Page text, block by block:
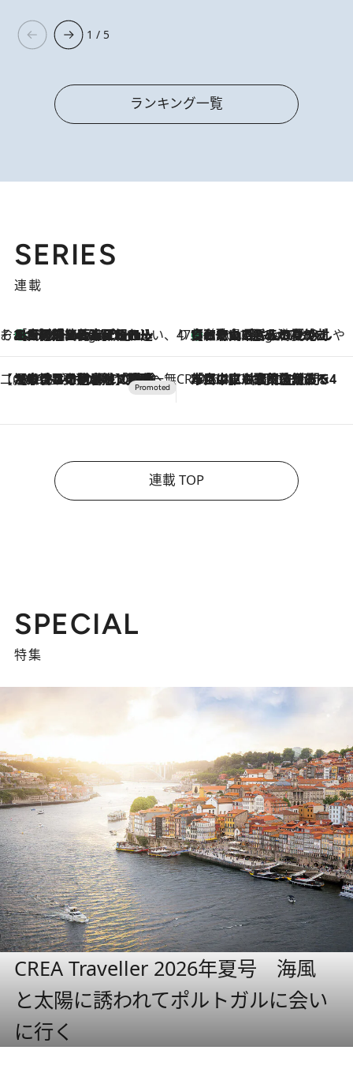
1 / 5
ランキング一覧
SERIES
連載
そおだよおこの関西おいしい、おやつ紀行
3 Hours Ago
［大阪府箕面市］一皿一皿目の前で仕上げられる、料理を巧みに組み込んだアシェットデセールコース「ミチル アシェット デセール（Michiru assiette dessert）」 47都道府県の手みやげ ひんやりスイーツで夏を満喫
3 Hours Ago
【和歌山県】この夏絶対食べたい 冷やしておいしいおやつ3選 みかんがごろっと丸ごと入ったジュレ
【CREA×星野リゾート】唯一無二。癒しと発見が待つ場所へ
2026.8.7
【トンボの足水浴】ヒノキの香りに包まれて涼感マックス！約13℃の湧水かけ流しを避暑地「星野温泉 トンボの湯」で体験 CREA'S CHOICE
2026.8.7
「立川にも歌舞伎があるんだよ」 片岡仁左衛門・市川中車ら豪華座組みで4年目の立川立飛歌舞伎へ
連載 TOP
SPECIAL
特集
CREA Traveller 2026年夏号 海風
と太陽に誘われてポルトガルに会い
に行く